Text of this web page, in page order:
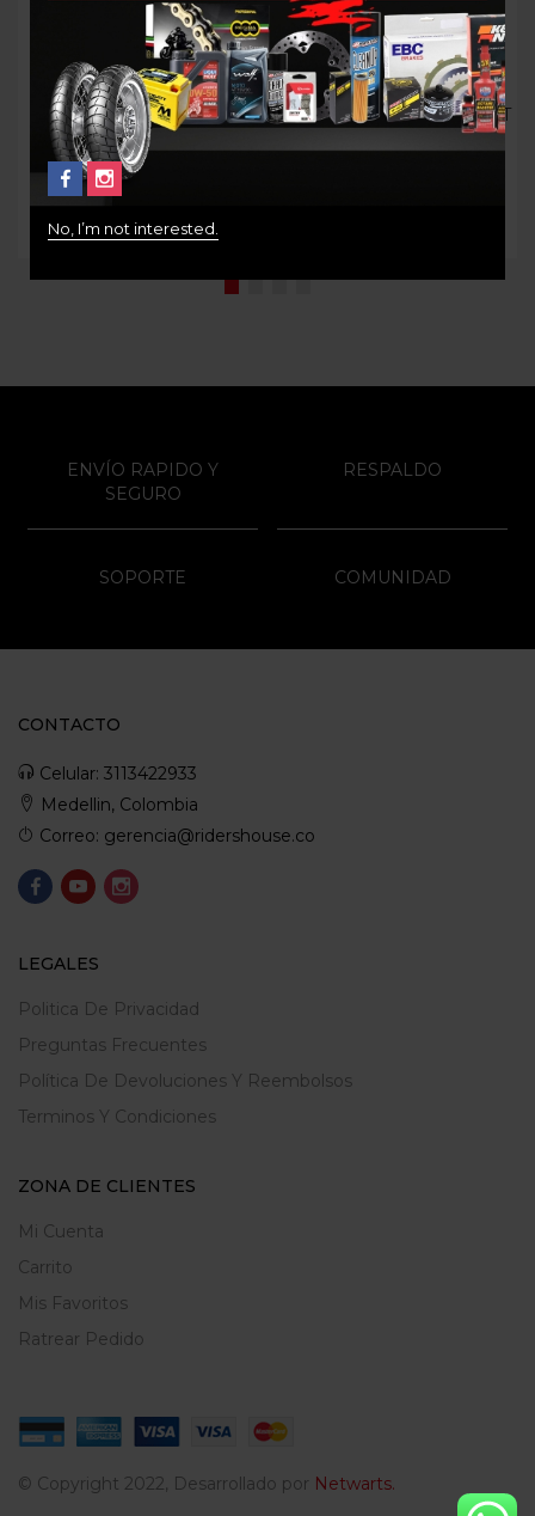
FILTRO ACEITE
FREEWIND DR650 K&N
$ 65.000
FILTRO ACEITE KTM ADVT
950, 990, 1190 ISON 158
No, I’m not interested.
ENVÍO RAPIDO Y
SEGURO
RESPALDO
SOPORTE COMUNIDAD
CONTACTO
Celular: 3113422933
Medellin, Colombia
Correo: gerencia@ridershouse.co
LEGALES
Politica De Privacidad
Preguntas Frecuentes
Política De Devoluciones Y Reembolsos
Terminos Y Condiciones
ZONA DE CLIENTES
Mi Cuenta
Carrito
Mis Favoritos
Ratrear Pedido
© Copyright 2022, Desarrollado por Netwarts.